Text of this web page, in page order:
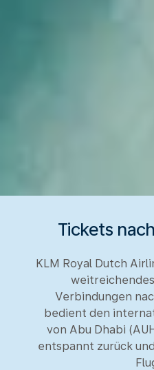
Tickets
KLM Royal Dutch
Verbindungen
bedient den
von Abu Dhabi
entspannt zurück